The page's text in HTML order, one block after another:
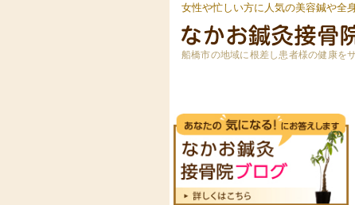
女性や忙しい方に人気の美容鍼や全
船橋市の地域に根差し患者様の健康を